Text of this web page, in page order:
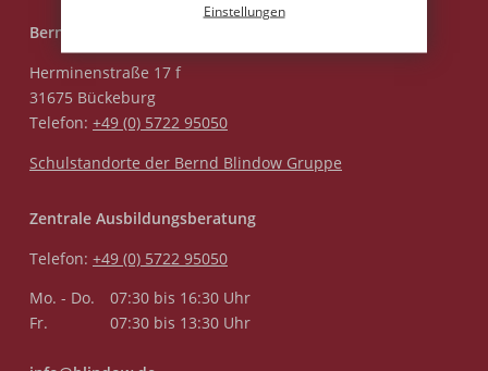
Einstellungen
Bernd Blindow Gruppe
Herminenstraße 17 f
31675 Bückeburg
Telefon: +49 (0) 5722 95050
Schulstandorte der Bernd Blindow Gruppe
Zentrale Ausbildungsberatung
Telefon: +49 (0) 5722 95050
Mo. - Do.
07:30 bis 16:30 Uhr
Fr.
07:30 bis 13:30 Uhr